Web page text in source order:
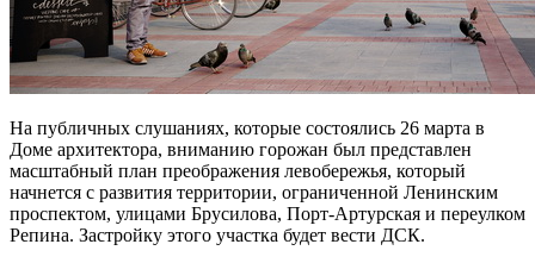
На публичных слушаниях, которые состоялись 26 марта в
Доме архитектора, вниманию горожан был представлен
масштабный план преображения левобережья, который
начнется с развития территории, ограниченной Ленинским
проспектом, улицами Брусилова, Порт-Артурская и переулком
Репина. Застройку этого участка будет вести ДСК.